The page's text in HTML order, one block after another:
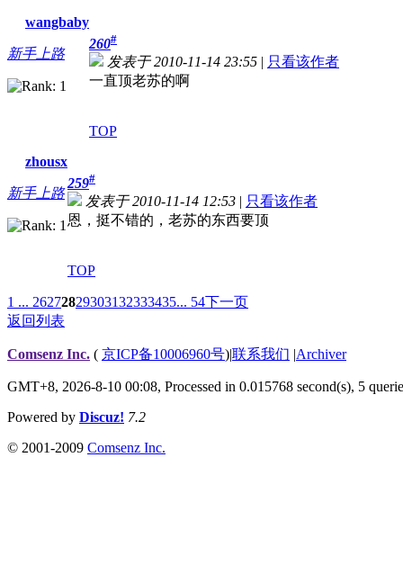
wangbaby
新手上路
260#
发表于 2010-11-14 23:55 | 只看该作者
一直顶老苏的啊
TOP
zhousx
新手上路
259#
发表于 2010-11-14 12:53 | 只看该作者
恩，挺不错的，老苏的东西要顶
TOP
1 ... 26272829303132333435... 54下一页
返回列表
Comsenz Inc. ( 京ICP备10006960号)|联系我们 |Archiver
GMT+8, 2026-8-10 00:08, Processed in 0.015768 second(s), 5
Powered by Discuz! 7.2
© 2001-2009 Comsenz Inc.